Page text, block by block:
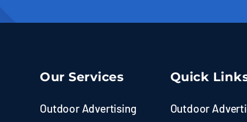
Our Services
Outdoor Advertising
Quick
Outdoor